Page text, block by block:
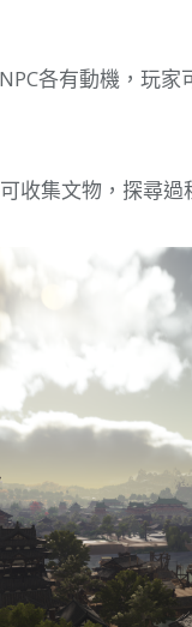
各有動機，玩
收集文物，探尋過